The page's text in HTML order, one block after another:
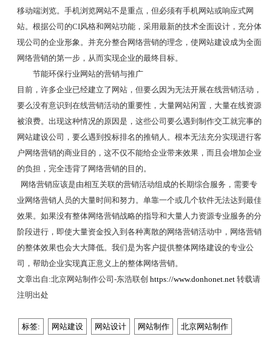
移动端浏览。手机浏览网站不是重点，但必须有手机网站或响应式网
站。根据公司的CI风格和网站功能，采用最新的技术全面设计，充分体
现公司的企业形象。并充分整合网络营销的理念，使网站建设成为全面
网络营销的第一步，从而实现企业的最终目标。
节能环保行业网站的营销与推广
目前，许多企业已经建立了网站，但要么因为无法开展在线营销活动，
要么没有意识到在线营销活动的重要性，大量网站闲置，大量在线资源
被浪费。出现这种情况的原因是，这些公司要么遇到制作交工就完事的
网站建设公司，要么遇到投标排名的推销人。根本无法充分实现进行客
户网络营销的商业目的，这不仅不能给企业带来效果，而且会增加企业
的负担，完全违背了网络营销的目的。
网络营销应该是由相互关联的营销活动组成的长期综合服务，需要专
业网络营销人员的大量时间和努力。单靠一个或几个软件无法达到最佳
效果。如果没有整体网络营销战略的指导和大量人力资源专业服务的分
阶段进行，即使大量资金投入到各种离散的网络营销活动中，网络营销
的整体效果也会大大降低。我们是为客户提供整体网络建设的专业公
司，帮助企业实现真正意义上的整体网络营销。
文章出自:北京网站制作公司-东浩联创 https://www.donhonet.net 转载请
注明出处
标签: 网站建设 网站设计 网站制作 北京网站制作